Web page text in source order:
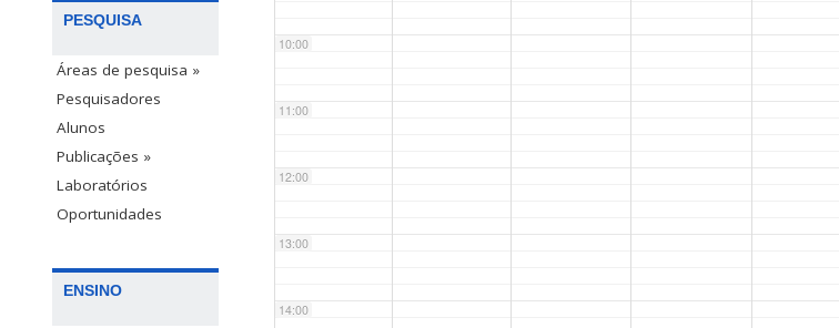
PESQUISA
Áreas de pesquisa »
Pesquisadores
Alunos
Publicações »
Laboratórios
Oportunidades
ENSINO
10:00
11:00
12:00
13:00
14:00